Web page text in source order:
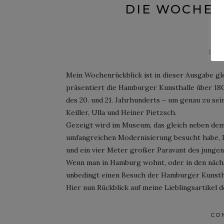
DIE WOCHE
Mein Wochenrückblick ist in dieser Ausgabe
präsentiert die Hamburger Kunsthalle über
des 20. und 21. Jahrhunderts – um genau zu
Keiller, Ulla und Heiner Pietzsch.
Gezeigt wird im Museum, das gleich neben
umfangreichen Modernisierung besucht
und ein vier Meter großer Paravant des
Wenn man in Hamburg wohnt, oder in den
unbedingt einen Besuch der Hamburger
Hier nun Rückblick auf meine Lieblingsartikel